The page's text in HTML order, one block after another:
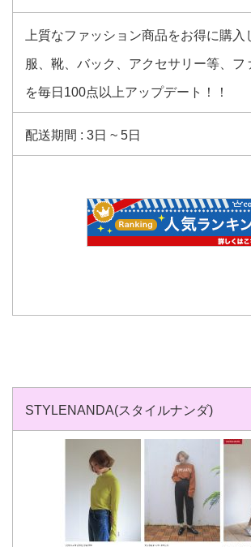
上質なファッション商品をお得に購入
服、靴、バック、アクセサリー等、フ
を毎日100点以上アップデート！！
配送期間 : 3日 ~ 5日
STYLENANDA(スタイルナンダ)